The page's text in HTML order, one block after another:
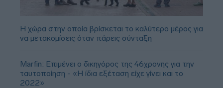
Η χώρα στην οποία βρίσκεται το καλύτερο μέρος για
να μετακομίσεις όταν πάρεις σύνταξη
Marfin: Επιμένει ο δικηγόρος της 46χρονης για την
ταυτοποίηση - «Η ίδια εξέταση είχε γίνει και το
2022»